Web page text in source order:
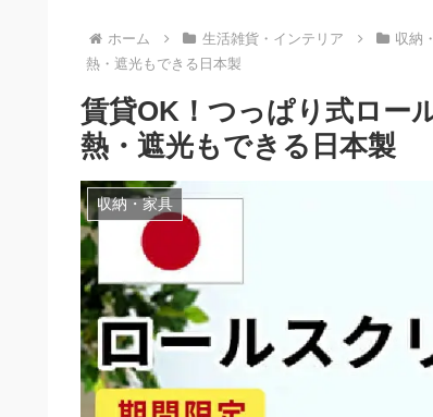
ホーム 生活雑貨・インテリア 収納
熱・遮光もできる日本製
賃貸OK！つっぱり式ロー
熱・遮光もできる日本製
収納・家具